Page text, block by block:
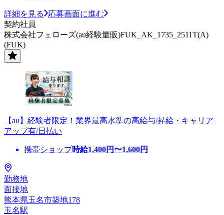
詳細を見る
応募画面に進む
契約社員
株式会社フェローズ(au経験量販)FUK_AK_1735_2511T(A)
(FUK)
【au】経験者限定！業界最高水準の高給与/昇給・キャリア
アップ有/日払い
携帯ショップ時給1,400円〜1,600円
勤務地
面接地
熊本県玉名市築地178
玉名駅